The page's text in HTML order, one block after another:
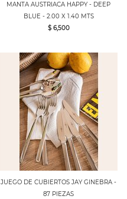
MANTA AUSTRIACA HAPPY - DEEP
BLUE - 2.00 X 1.40 MTS
$ 6,500
JUEGO DE CUBIERTOS JAY GINEBRA -
87 PIEZAS